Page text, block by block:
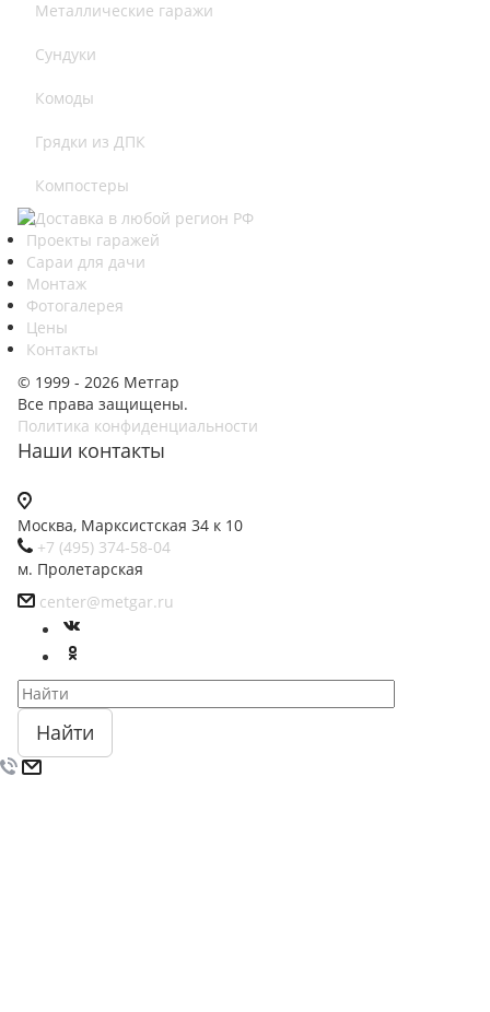
Металлические гаражи
Сундуки
Комоды
Грядки из ДПК
Компостеры
Проекты гаражей
Сараи для дачи
Монтаж
Фотогалерея
Цены
Контакты
© 1999 - 2026 Метгар
Все права защищены.
Политика конфиденциальности
Наши контакты
Москва, Марксистская 34 к 10
+7 (495) 374-58-04
м. Пролетарская
center@metgar.ru
Найти